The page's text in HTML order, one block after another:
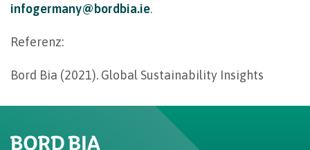
infogermany@bordbia.ie.
Referenz:
Bord Bia (2021). Global Sustainability Insights